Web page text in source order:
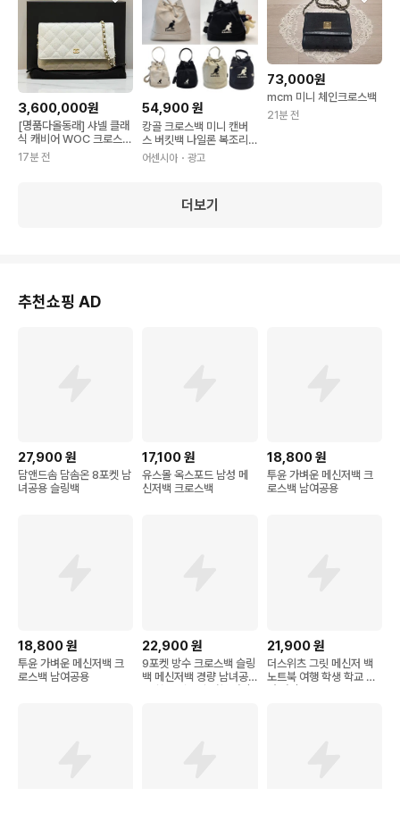
3,600,000원
[명품다올동래] 샤넬 클래
식 캐비어 WOC 크로스백
내장칩 AP0250
17분 전
54,900원
캉골 크로스백 미니 캔버
스 버킷백 나일론 복조리
가방 호보백
어센시아 ・광고
73,000원
mcm 미니 체인크로스백
21분 전
더보기
추천쇼핑 AD
27,900원
담앤드솜 담솜온 8포켓 남
녀공용 슬링백
17,100원
유스몰 옥스포드 남성 메
신저백 크로스백
18,800원
투윤 가벼운 메신저백 크
로스백 남여공용
18,800원
투윤 가벼운 메신저백 크
로스백 남여공용
22,900원
9포켓 방수 크로스백 슬링
백 메신저백 경량 남녀공
21,900원
더스위츠 그릿 메신저 백
노트북 여행 학생 학교 학